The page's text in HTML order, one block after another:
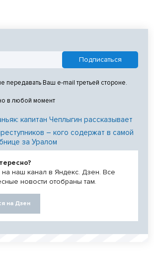
передавать Ваш e-mail третьей стороне.
в любой момент
капитан Чеплыгин рассказывает
– кого содержат в самой
за Уралом
наш канал в Яндекс. Дзен. Все
новости отобраны там.
на Дзен